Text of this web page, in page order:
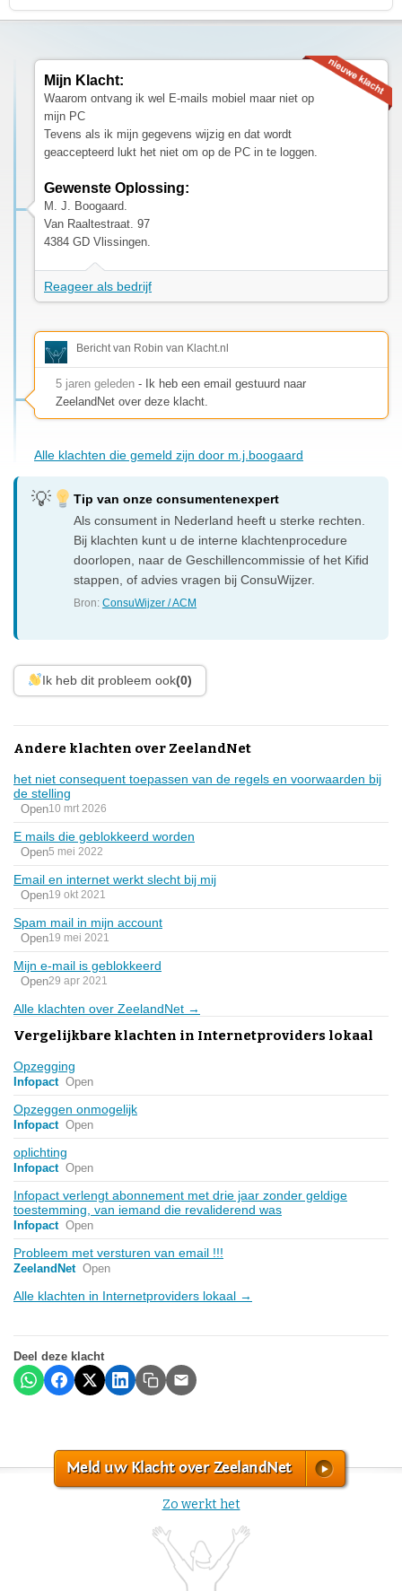
Mijn Klacht:
Waarom ontvang ik wel E-mails mobiel maar niet op
mijn PC
Tevens als ik mijn gegevens wijzig en dat wordt
geaccepteerd lukt het niet om op de PC in te loggen.
Gewenste Oplossing:
M. J. Boogaard.
Van Raaltestraat. 97
4384 GD Vlissingen.
Reageer als bedrijf
Bericht van Robin van Klacht.nl
5 jaren geleden - Ik heb een email gestuurd naar
ZeelandNet over deze klacht.
Alle klachten die gemeld zijn door m.j.boogaard
Tip van onze consumentenexpert
Als consument in Nederland heeft u sterke rechten.
Bij klachten kunt u de interne klachtenprocedure
doorlopen, naar de Geschillencommissie of het Kifid
stappen, of advies vragen bij ConsuWijzer.
Bron:ConsuWijzer / ACM
Ik heb dit probleem ook(0)
Andere klachten over ZeelandNet
het niet consequent toepassen van de regels en voorwaarden bij
de stelling
Open10 mrt 2026
E mails die geblokkeerd worden
Open5 mei 2022
Email en internet werkt slecht bij mij
Open19 okt 2021
Spam mail in mijn account
Open19 mei 2021
Mijn e-mail is geblokkeerd
Open29 apr 2021
Alle klachten over ZeelandNet →
Vergelijkbare klachten in Internetproviders lokaal
Opzegging
Infopact Open
Opzeggen onmogelijk
Infopact Open
oplichting
Infopact Open
Infopact verlengt abonnement met drie jaar zonder geldige
toestemming, van iemand die revaliderend was
Infopact Open
Probleem met versturen van email !!!
ZeelandNet Open
Alle klachten in Internetproviders lokaal →
Deel deze klacht
Meld uw Klacht over ZeelandNet
Zo werkt het